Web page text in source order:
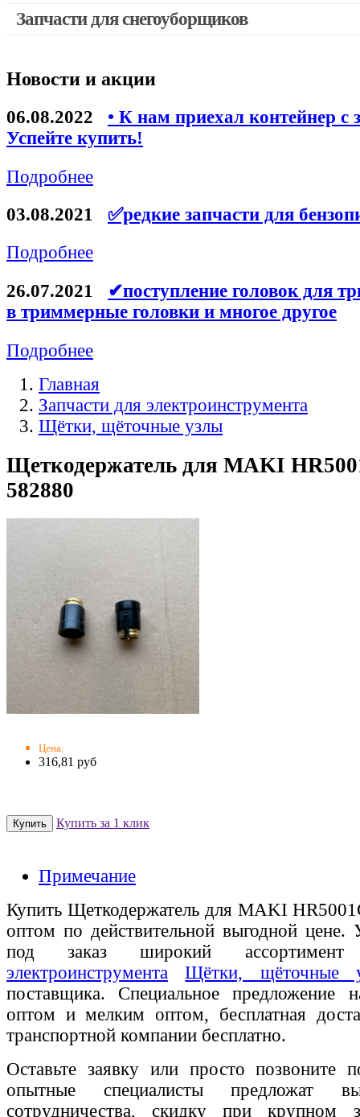
Запчасти для снегоуборщиков
Новости и акции
06.08.2022
• К нам приехал контейнер с
Успейте купить!
Подробнее
03.08.2021
✅редкие запчасти для
Подробнее
26.07.2021
✔поступление головок для
в триммерные головки и многое другое
Подробнее
Главная
Запчасти для электроинструмента
Щётки, щёточные узлы
Щеткодержатель для MAKI
582880
Цена:
316,81 руб
Купить за 1 клик
Примечание
Купить Щеткодержатель для MAKI
оптом по действительной выгодной
под заказ широкий
электроинструмента
Щётки, щёточные
поставщика. Специальное предложение
оптом и мелким оптом, бесплатная
транспортной компании бесплатно.
Оставьте заявку или просто позвоните
опытные специалисты предложат
сотрудничества, скидку при крупном